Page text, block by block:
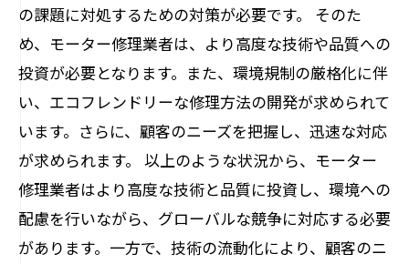
の課題に対処するための対策が必要です。 そのた
め、モーター修理業者は、より高度な技術や品質への
投資が必要となります。また、環境規制の厳格化に伴
い、エコフレンドリーな修理方法の開発が求められて
います。さらに、顧客のニーズを把握し、迅速な対応
が求められます。 以上のような状況から、モーター
修理業者はより高度な技術と品質に投資し、環境への
配慮を行いながら、グローバルな競争に対応する必要
があります。一方で、技術の流動化により、顧客のニ